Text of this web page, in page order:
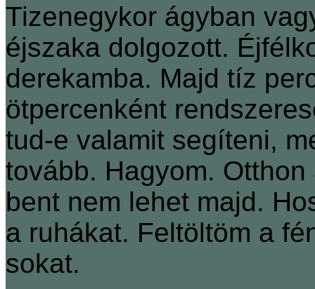
Tizenegykor ágyban
éjszaka dolgozott.
derekamba. Majd tíz
ötpercenként
tud-e valamit segíteni,
tovább. Hagyom.
bent nem lehet majd.
a ruhákat. Feltöltöm a
sokat.